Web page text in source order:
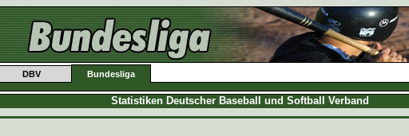
DBV Bundesliga
Statistiken Deutscher Baseball und Softball Verband